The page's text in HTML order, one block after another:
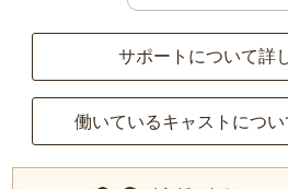
サポートについて詳
働いているキャストにつ